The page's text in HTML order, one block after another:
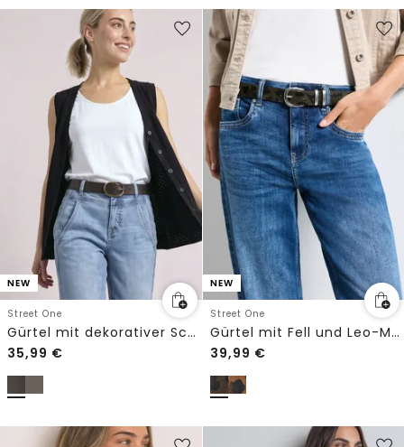
NEW
Street One
Gürtel mit dekorativer Schnalle
35,99 €
NEW
Street One
Gürtel mit Fell und Leo-Muster
39,99 €